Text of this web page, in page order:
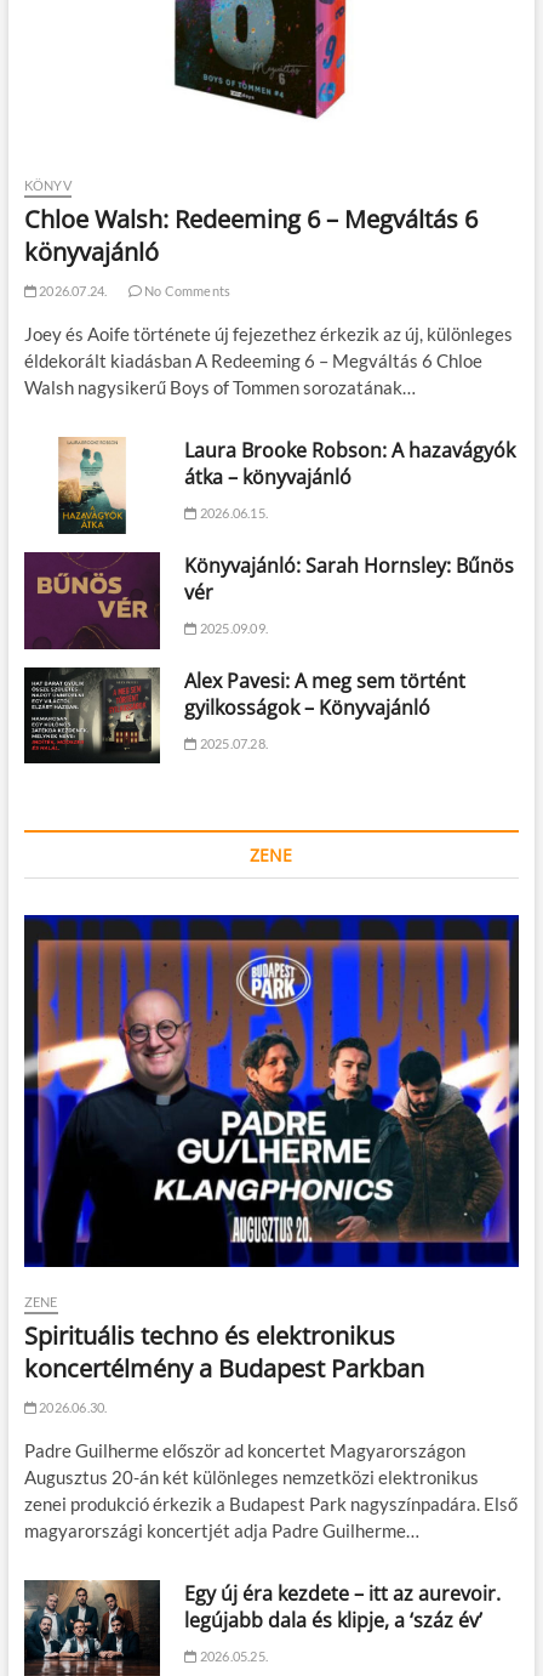
KÖNYV
Chloe Walsh: Redeeming 6 – Megváltás 6
könyvajánló
2026.07.24. No Comments
Joey és Aoife története új fejezethez érkezik az új, különleges
éldekorált kiadásban A Redeeming 6 – Megváltás 6 Chloe
Walsh nagysikerű Boys of Tommen sorozatának…
Laura Brooke Robson: A hazavágyók
átka – könyvajánló
2026.06.15.
Könyvajánló: Sarah Hornsley: Bűnös
vér
2025.09.09.
Alex Pavesi: A meg sem történt
gyilkosságok – Könyvajánló
2025.07.28.
ZENE
ZENE
Spirituális techno és elektronikus
koncertélmény a Budapest Parkban
2026.06.30.
Padre Guilherme először ad koncertet Magyarországon
Augusztus 20-án két különleges nemzetközi elektronikus
zenei produkció érkezik a Budapest Park nagyszínpadára. Első
magyarországi koncertjét adja Padre Guilherme…
Egy új éra kezdete – itt az aurevoir.
legújabb dala és klipje, a ‘száz év’
2026.05.25.